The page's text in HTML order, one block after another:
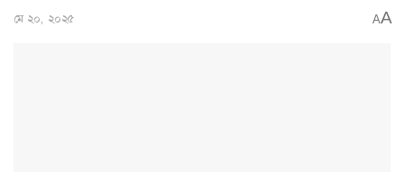
মে ২০, ২০২৫ AA